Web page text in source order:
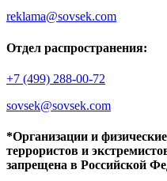
reklama@sovsek.com
Отдел распространения:
+7 (499) 288-00-72
sovsek@sovsek.com
*Организации и
террористов и
запрещена в Российской